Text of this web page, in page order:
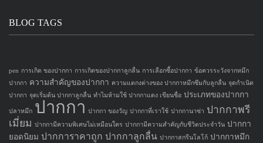
BLOG TAGS
pen การเกิด ของปากกา การเกิดของปากกาลูกลื่น การเลือกซื้อปากกา ข้อควรระวังจากหมึก
ปากกา ความสำคัญของปากกา ความแตกงต่างของ ปากกาหมึกซึมกับลูกลื่น จุดกำเนิด
ปากกา จุดเริ่มต้น ปากกาลูกลื่น ทำไมห้ามใช้ ปากกาแดง เขียนชื่อ ประเภทของปากกา
ปลาหมึก ปากกา ปากกา ของวัญ ปากกาที่เราใช้ ปากกานาซ่า ปากกาพรี
เมี่ยม ปากกามีความพิเศษไม่เหมือนใคร ปากกามีความสำคัญกับชีวิตประจำวัน ปากกา
ยอดนิยม ปากการาคาถูก ปากกาลูกลื่น ปากกาสกรีนโลโก้ ปากกาหมึก